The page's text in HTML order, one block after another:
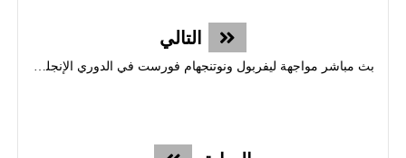
التالي
بث مباشر مواجهة ليفربول ونوتنجهام فورست في الدوري الإنجليزي الممتاز